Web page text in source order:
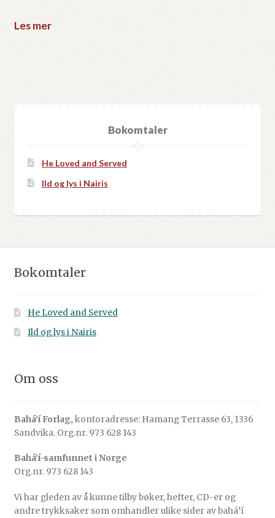
Les mer
Bokomtaler
He Loved and Served
Ild og lys i Nairis
Bokomtaler
He Loved and Served
Ild og lys i Nairis
Om oss
Bahá’í Forlag, kontoradresse: Hamang Terrasse 63, 1336
Sandvika. Org.nr. 973 628 143
Bahá’í-samfunnet i Norge
Org.nr. 973 628 143
Vi har gleden av å kunne tilby bøker, hefter, CD-er og
andre trykksaker som omhandler ulike sider av bahá’í